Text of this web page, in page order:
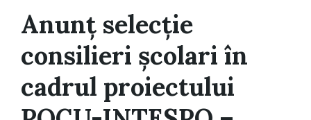
Anunț selecție
consilieri școlari în
cadrul proiectului